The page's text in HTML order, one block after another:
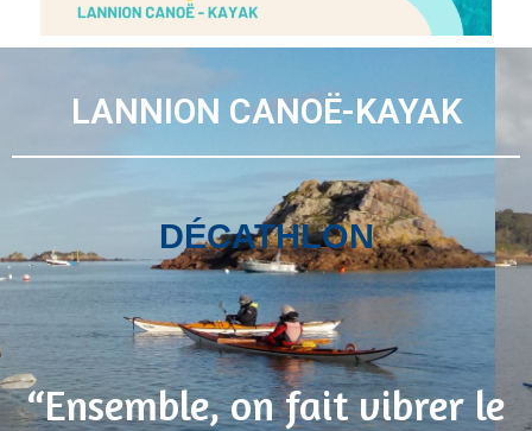
LANNION CANOË-KAYAK
DÉCATHLON
“Ensemble, on fait vibrer le